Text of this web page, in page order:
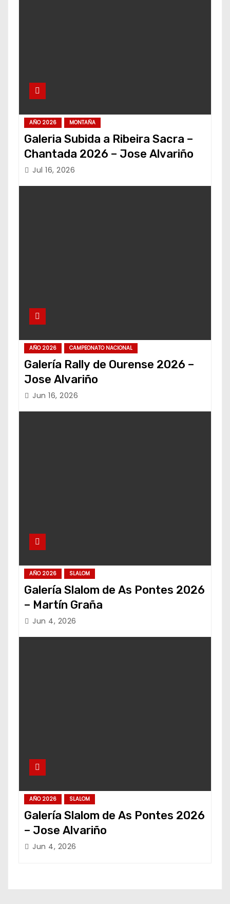
AÑO 2026 MONTAÑA
Galeria Subida a Ribeira Sacra –
Chantada 2026 – Jose Alvariño
Jul 16, 2026
AÑO 2026 CAMPEONATO NACIONAL
Galería Rally de Ourense 2026 –
Jose Alvariño
Jun 16, 2026
AÑO 2026 SLALOM
Galería Slalom de As Pontes 2026
– Martín Graña
Jun 4, 2026
AÑO 2026 SLALOM
Galería Slalom de As Pontes 2026
– Jose Alvariño
Jun 4, 2026